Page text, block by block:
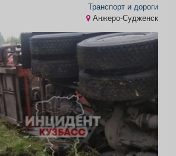
Транспорт и дороги
Анжеро-Судженск